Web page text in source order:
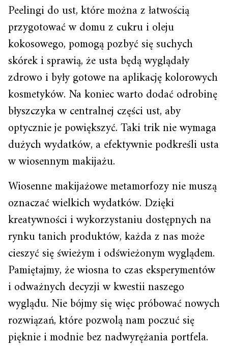
Peelingi do ust, które można z łatwością
przygotować w domu z cukru i oleju
kokosowego, pomogą pozbyć się suchych
skórek i sprawią, że usta będą wyglądały
zdrowo i były gotowe na aplikację kolorowych
kosmetyków. Na koniec warto dodać odrobinę
błyszczyka w centralnej części ust, aby
optycznie je powiększyć. Taki trik nie wymaga
dużych wydatków, a efektywnie podkreśli usta
w wiosennym makijażu.
Wiosenne makijażowe metamorfozy nie muszą
oznaczać wielkich wydatków. Dzięki
kreatywności i wykorzystaniu dostępnych na
rynku tanich produktów, każda z nas może
cieszyć się świeżym i odświeżonym wyglądem.
Pamiętajmy, że wiosna to czas eksperymentów
i odważnych decyzji w kwestii naszego
wyglądu. Nie bójmy się więc próbować nowych
rozwiązań, które pozwolą nam poczuć się
pięknie i modnie bez nadwyrężania portfela.